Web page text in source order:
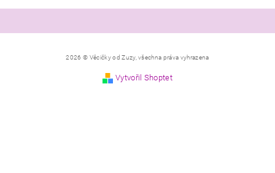
2026 © Věcičky od Zuzy, všechna práva vyhrazena
Vytvořil Shoptet